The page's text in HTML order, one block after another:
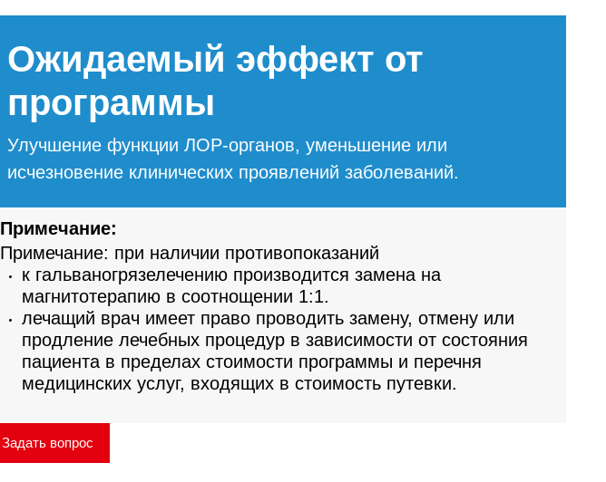
Ожидаемый эффект от
программы
Улучшение функции ЛОР-органов, уменьшение или
исчезновение клинических проявлений заболеваний.
Примечание:
Примечание: при наличии противопоказаний
к гальваногрязелечению производится замена на
магнитотерапию в соотнощении 1:1.
лечащий врач имеет право проводить замену, отмену или
продление лечебных процедур в зависимости от состояния
пациента в пределах стоимости программы и перечня
медицинских услуг, входящих в стоимость путевки.
Задать вопрос